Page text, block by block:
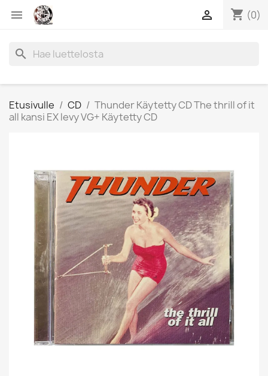
 shopping_cart (0)

search
Etusivulle CD
Thunder Käytetty CD The thrill of it
all kansi EX levy VG+ Käytetty CD